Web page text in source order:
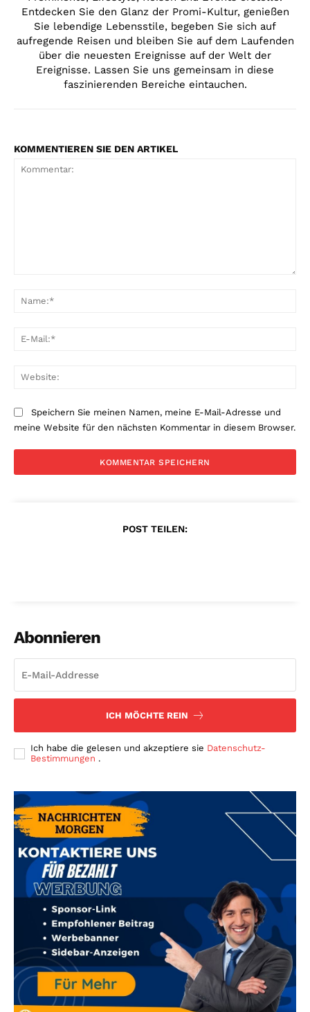
Entdecken Sie den Glanz der Promi-Kultur, genießen
Sie lebendige Lebensstile, begeben Sie sich auf
aufregende Reisen und bleiben Sie auf dem Laufenden
über die neuesten Ereignisse auf der Welt der
Ereignisse. Lassen Sie uns gemeinsam in diese
faszinierenden Bereiche eintauchen.
KOMMENTIEREN SIE DEN ARTIKEL
Speichern Sie meinen Namen, meine E-Mail-Adresse und
meine Website für den nächsten Kommentar in diesem Browser.
POST TEILEN:
Abonnieren
ICH MÖCHTE REIN
Ich habe die gelesen und akzeptiere sie Datenschutz-
Bestimmungen .